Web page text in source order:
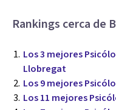
Rankings cerca de
Los 3 mejores
Llobregat
Los 9 mejores
Los 11 mejores